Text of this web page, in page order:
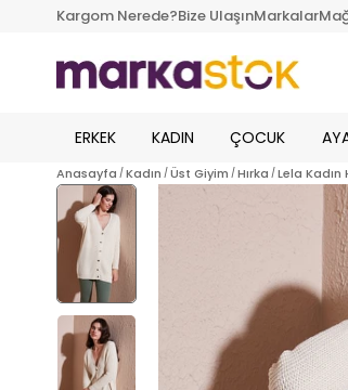
Kargom Nerede?Bize UlaşınMarkalar
ERKEK KADIN ÇOCUK
Anasayfa Kadın Üst Giyim Hırka Lela Kadın